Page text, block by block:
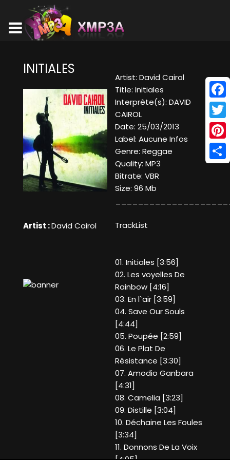
INITIALES
Artist :David Cairol
Artist: David Cairol
Title: Initiales
Interprète(s): DAVID
CAIROL
Date: 25/03/2013
Label: Aucune Infos
Genre: Reggae
Quality: MP3
Bitrate: VBR
Size: 96 Mb
TrackList
01. Initiales [3:56]
02. Les voyelles De
Rainbow [4:16]
03. En l`air [3:59]
04. Save Our Souls
[4:44]
05. Poupée [2:59]
06. Le Plat De
Résistance [3:30]
07. Amodio Ganbara
[4:31]
08. Camelia [3:23]
09. Distille [3:04]
10. Déchaine Les Foules
[3:34]
11. Donnons De La Voix